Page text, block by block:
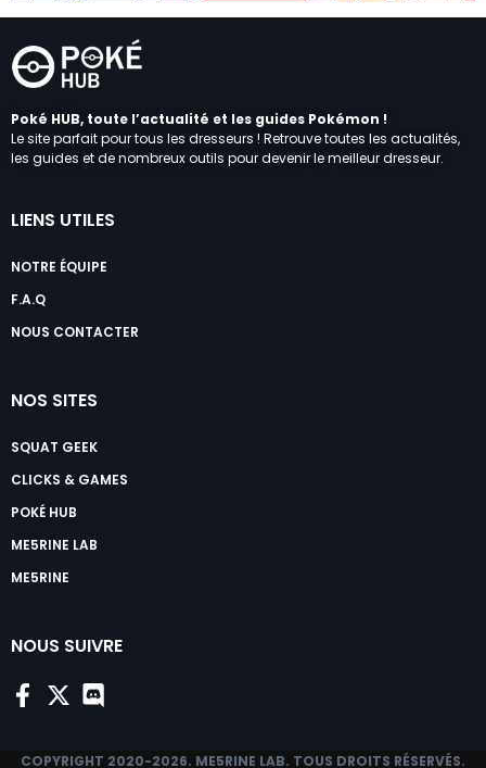
Poké HUB, toute l’actualité et les guides Pokémon !
Le site parfait pour tous les dresseurs ! Retrouve toutes les actualités,
les guides et de nombreux outils pour devenir le meilleur dresseur.
LIENS UTILES
NOTRE ÉQUIPE
F.A.Q
NOUS CONTACTER
NOS SITES
SQUAT GEEK
CLICKS & GAMES
POKÉ HUB
ME5RINE LAB
ME5RINE
NOUS SUIVRE
COPYRIGHT 2020-2026. ME5RINE LAB. TOUS DROITS RÉSERVÉS.